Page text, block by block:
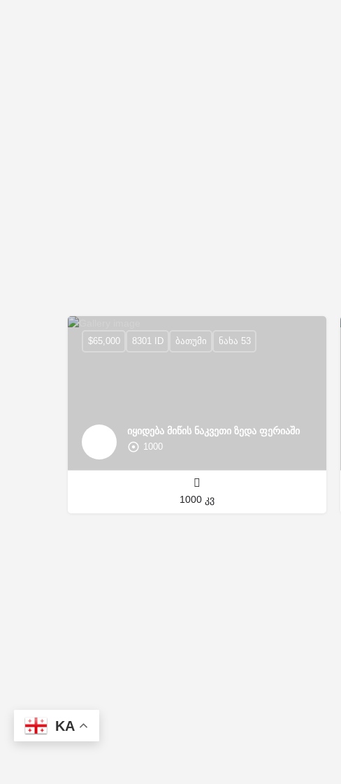
იყიდება მიწის ნაკვეთი ზედა ფერიაში
1000
$65,000 8301 ID ბათუმი ნახა 53
1000 კვ
KA